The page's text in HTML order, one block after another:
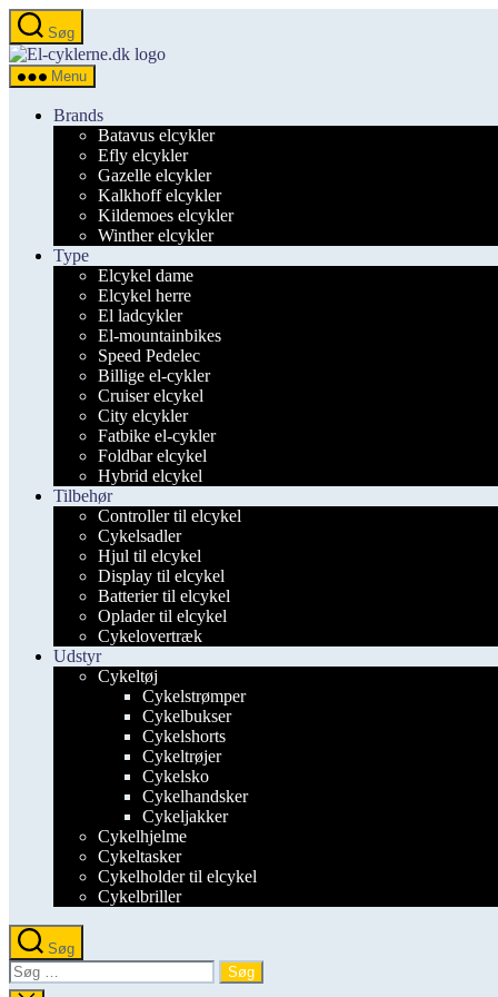
Spring
til
indholdet
Søg
el-
Menu
Brands
Batavus elcykler
Efly elcykler
Gazelle elcykler
Kalkhoff elcykler
Kildemoes elcykler
Winther elcykler
Type
Elcykel dame
Elcykel herre
El ladcykler
El-mountainbikes
Speed Pedelec
Billige el-cykler
Cruiser elcykel
City elcykler
Fatbike el-cykler
Foldbar elcykel
Hybrid elcykel
Tilbehør
Controller til elcykel
Cykelsadler
Hjul til elcykel
Display til elcykel
Batterier til elcykel
Oplader til elcykel
Cykelovertræk
Udstyr
Cykeltøj
Cykelstrømper
Cykelbukser
Cykelshorts
Cykeltrøjer
Cykelsko
Cykelhandsker
Cykeljakker
Cykelhjelme
Cykeltasker
Cykelholder til elcykel
Cykelbriller
Søg
Søg
efter: